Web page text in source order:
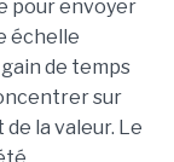
pour envoyer
échelle
gain de temps
sur
la valeur. Le